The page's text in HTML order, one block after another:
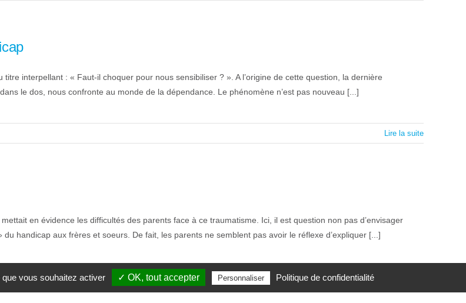
interpellant : « Faut-il choquer pour nous sensibiliser ? ». A l’origine de cette question, la dernière
le dos, nous confronte au monde de la dépendance. Le phénomène n’est pas nouveau [...]
Lire la suite
en évidence les difficultés des parents face à ce traumatisme. Ici, il est question non pas d’envisager
handicap aux frères et soeurs. De fait, les parents ne semblent pas avoir le réflexe d’expliquer [...]
vous souhaitez activer ✓ OK, tout accepter Personnaliser Politique de confidentialité